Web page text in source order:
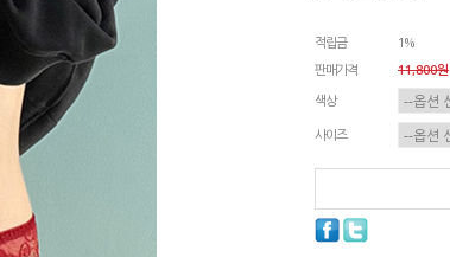
적립금
1%
판매가격
11,800원
색상
사이즈